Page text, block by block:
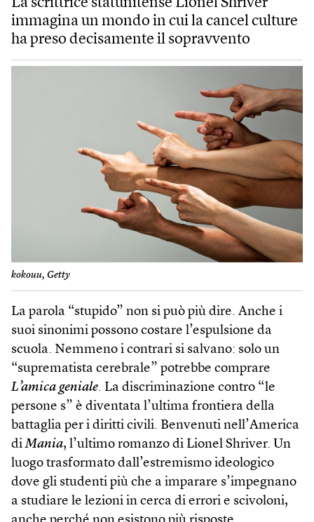
immagina un mondo in cui la cancel culture
ha preso decisamente il sopravvento
kokouu, Getty
La parola “stupido” non si può più dire. Anche i
suoi sinonimi possono costare l’espulsione da
scuola. Nemmeno i contrari si salvano: solo un
“suprematista cerebrale” potrebbe comprare
L’amica geniale. La discriminazione contro “le
persone s” è diventata l’ultima frontiera della
battaglia per i diritti civili. Benvenuti nell’America
diMania, l’ultimo romanzo di Lionel Shriver. Un
luogo trasformato dall’estremismo ideologico
dove gli studenti più che a imparare s’impegnano
a studiare le lezioni in cerca di errori e scivoloni,